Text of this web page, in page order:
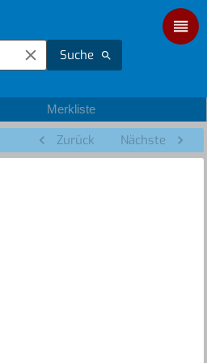
Suche
Merkliste
Zurück Nächste